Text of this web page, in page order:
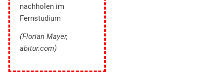
nachholen im
Fernstudium
(Florian Mayer,
abitur.com)